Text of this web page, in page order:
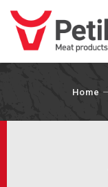
Home